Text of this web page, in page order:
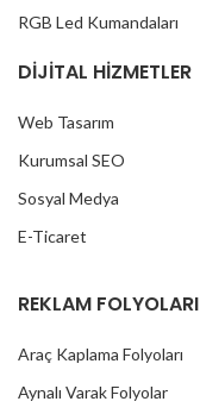
RGB Led Kumandaları
DİJİTAL HİZMETLER
Web Tasarım
Kurumsal SEO
Sosyal Medya
E-Ticaret
REKLAM FOLYOLARI
Araç Kaplama Folyoları
Aynalı Varak Folyolar